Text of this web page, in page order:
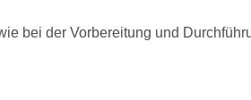
bei der Vorbereitung und